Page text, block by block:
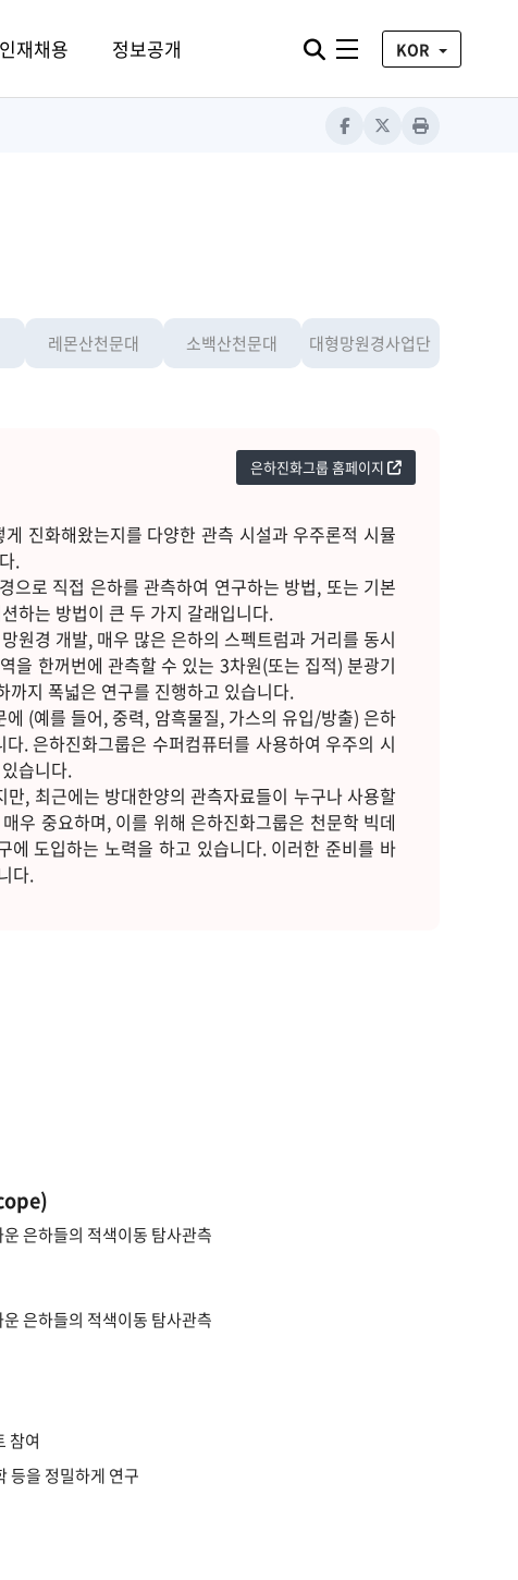
인재채용 정보공개 통합검색 열기
전체메뉴KOR
Facebook
X Print
레몬산천문대 소백산천문대 대형망원경사업단
은하진화그룹 홈페이지
진화해왔는지를 다양한 관측 시설과 우주론적 시뮬
.
으로 직접 은하를 관측하여 연구하는 방법, 또는 기본
하는 방법이 큰 두 가지 갈래입니다.
원경 개발, 매우 많은 은하의 스펙트럼과 거리를 동시
을 한꺼번에 관측할 수 있는 3차원(또는 집적) 분광기
지 폭넓은 연구를 진행하고 있습니다.
(예를 들어, 중력, 암흑물질, 가스의 유입/방출) 은하
. 은하진화그룹은 수퍼컴퓨터를 사용하여 우주의 시
습니다.
, 최근에는 방대한양의 관측자료들이 누구나 사용할
우 중요하며, 이를 위해 은하진화그룹은 천문학 빅데
도입하는 노력을 하고 있습니다. 이러한 준비를 바
다.
은하들의 적색이동 탐사관측
은하들의 적색이동 탐사관측
참여
등을 정밀하게 연구